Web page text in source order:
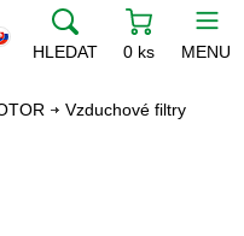
HLEDAT 0 ks MENU
Vzduchové filtry